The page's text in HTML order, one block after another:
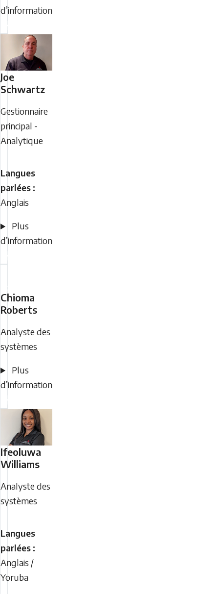
d’information
Joe
Schwartz
Gestionnaire
principal -
Analytique
Langues
parlées :
Anglais
Plus
d’information
Chioma
Roberts
Analyste des
systèmes
Plus
d’information
Ifeoluwa
Williams
Analyste des
systèmes
Langues
parlées :
Anglais /
Yoruba